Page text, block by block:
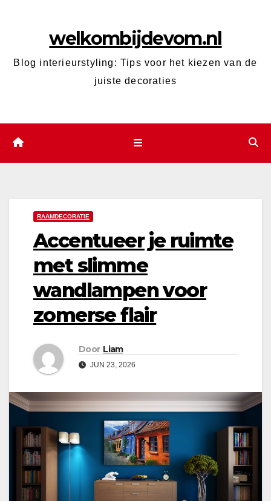
inhoud
welkombijdevom.nl
Blog interieurstyling: Tips voor het kiezen van de
juiste decoraties
RAAMDECORATIE
Accentueer je ruimte
met slimme
wandlampen voor
zomerse flair
Door Liam
JUN 23, 2026